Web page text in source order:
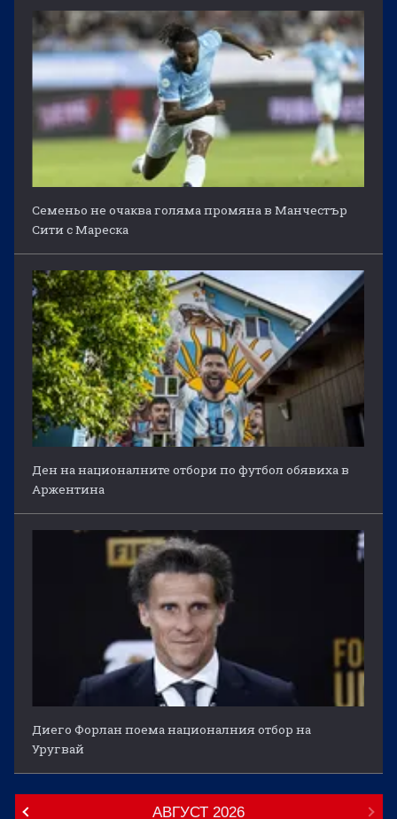
Семеньо не очаква голяма промяна в Манчестър
Сити с Мареска
Ден на националните отбори по футбол обявиха в
Аржентина
Диего Форлан поема националния отбор на
Уругвай
АВГУСТ 2026